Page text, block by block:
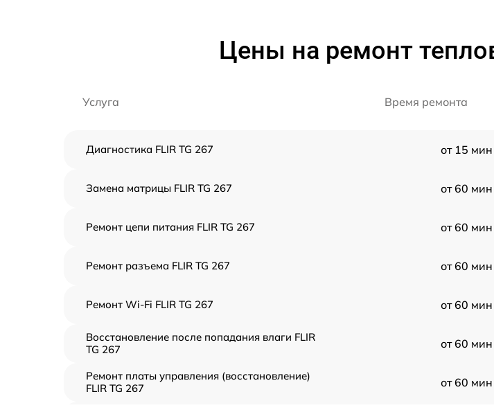
Цены на ремонт
Услуга Время ремонта
Диагностика FLIR TG 267 от 15 мин
Замена матрицы FLIR TG 267 от 60 мин
Ремонт цепи питания FLIR TG 267 от 60 мин
Ремонт разъема FLIR TG 267 от 60 мин
Ремонт Wi-Fi FLIR TG 267 от 60 мин
Восстановление после попадания влаги FLIR
TG 267
от 60 мин
Ремонт платы управления (восстановление)
FLIR TG 267
от 60 мин